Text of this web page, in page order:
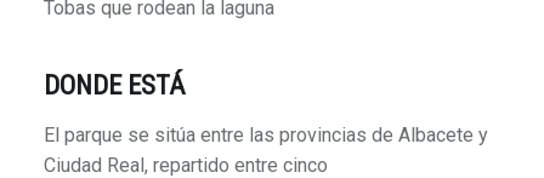
Tobas que rodean la laguna
DONDE ESTÁ
El parque se sitúa entre las provincias de Albacete y
Ciudad Real, repartido entre cinco